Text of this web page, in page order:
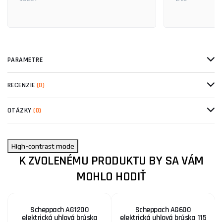
PARAMETRE
RECENZIE (0)
OTÁZKY(0)
High-contrast mode
K ZVOLENÉMU PRODUKTU BY SA VÁM
MOHLO HODIŤ
Scheppach AG1200
elektrická uhlová brúska
Scheppach AG600
elektrická uhlová brúska 115